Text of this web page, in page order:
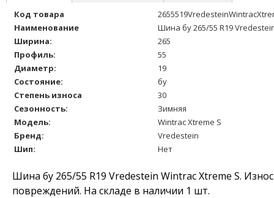
Код товара
Наименование
Шина бу 265/55 R19
Ширина:
265
Профиль:
55
Диаметр:
19
Состояние:
бу
Степень износа
30
Сезонность:
Зимняя
Модель:
Wintrac Xtreme S
Бренд:
Vredestein
Шип:
Нет
Шина бу 265/55 R19 Vredestein Wintrac Xtreme S.
повреждений. На складе в наличии 1 шт.